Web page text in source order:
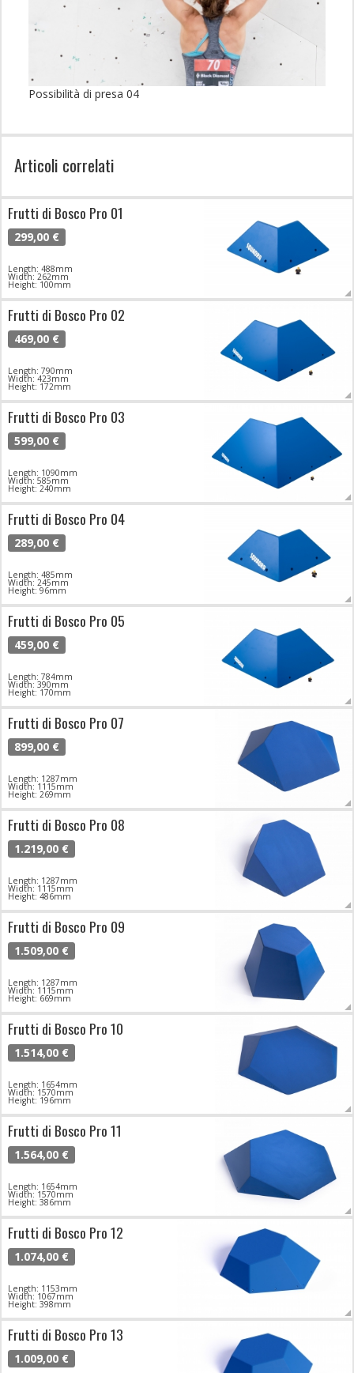
Possibilità di presa 04
Articoli correlati
Frutti di Bosco Pro 01
299,00 €
Length: 488mm
Width: 262mm
Height: 100mm
Frutti di Bosco Pro 02
469,00 €
Length: 790mm
Width: 423mm
Height: 172mm
Frutti di Bosco Pro 03
599,00 €
Length: 1090mm
Width: 585mm
Height: 240mm
Frutti di Bosco Pro 04
289,00 €
Length: 485mm
Width: 245mm
Height: 96mm
Frutti di Bosco Pro 05
459,00 €
Length: 784mm
Width: 390mm
Height: 170mm
Frutti di Bosco Pro 07
899,00 €
Length: 1287mm
Width: 1115mm
Height: 269mm
Frutti di Bosco Pro 08
1.219,00 €
Length: 1287mm
Width: 1115mm
Height: 486mm
Frutti di Bosco Pro 09
1.509,00 €
Length: 1287mm
Width: 1115mm
Height: 669mm
Frutti di Bosco Pro 10
1.514,00 €
Length: 1654mm
Width: 1570mm
Height: 196mm
Frutti di Bosco Pro 11
1.564,00 €
Length: 1654mm
Width: 1570mm
Height: 386mm
Frutti di Bosco Pro 12
1.074,00 €
Length: 1153mm
Width: 1067mm
Height: 398mm
Frutti di Bosco Pro 13
1.009,00 €